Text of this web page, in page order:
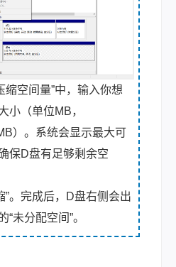
缩空间量”中，输入你想
小（单位MB，
）。系统会显示最大可
保D盘有足够剩余空
”。完成后，D盘右侧会出
“未分配空间”。